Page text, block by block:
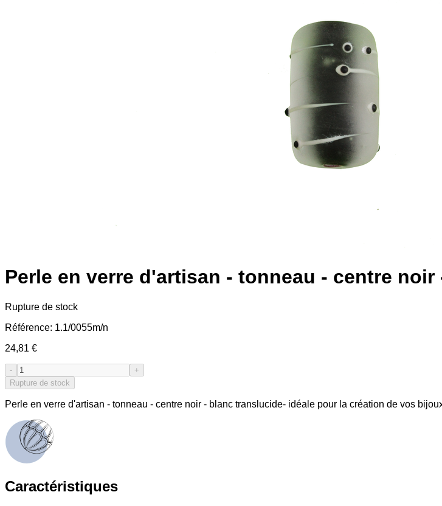
Perle en verre d'artisan - tonneau - centre
Rupture de stock
Référence: 1.1/0055m/n
24,81 €
-
+
Rupture de stock
Perle en verre d'artisan - tonneau - centre noir - blanc translucide- idéale pour la création de vos
Caractéristiques